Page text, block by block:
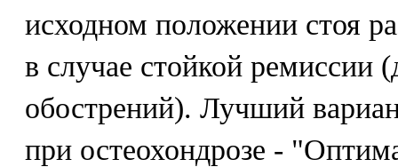
исходном положении стоя
в случае стойкой ремиссии
обострений). Лучший
при остеохондрозе -